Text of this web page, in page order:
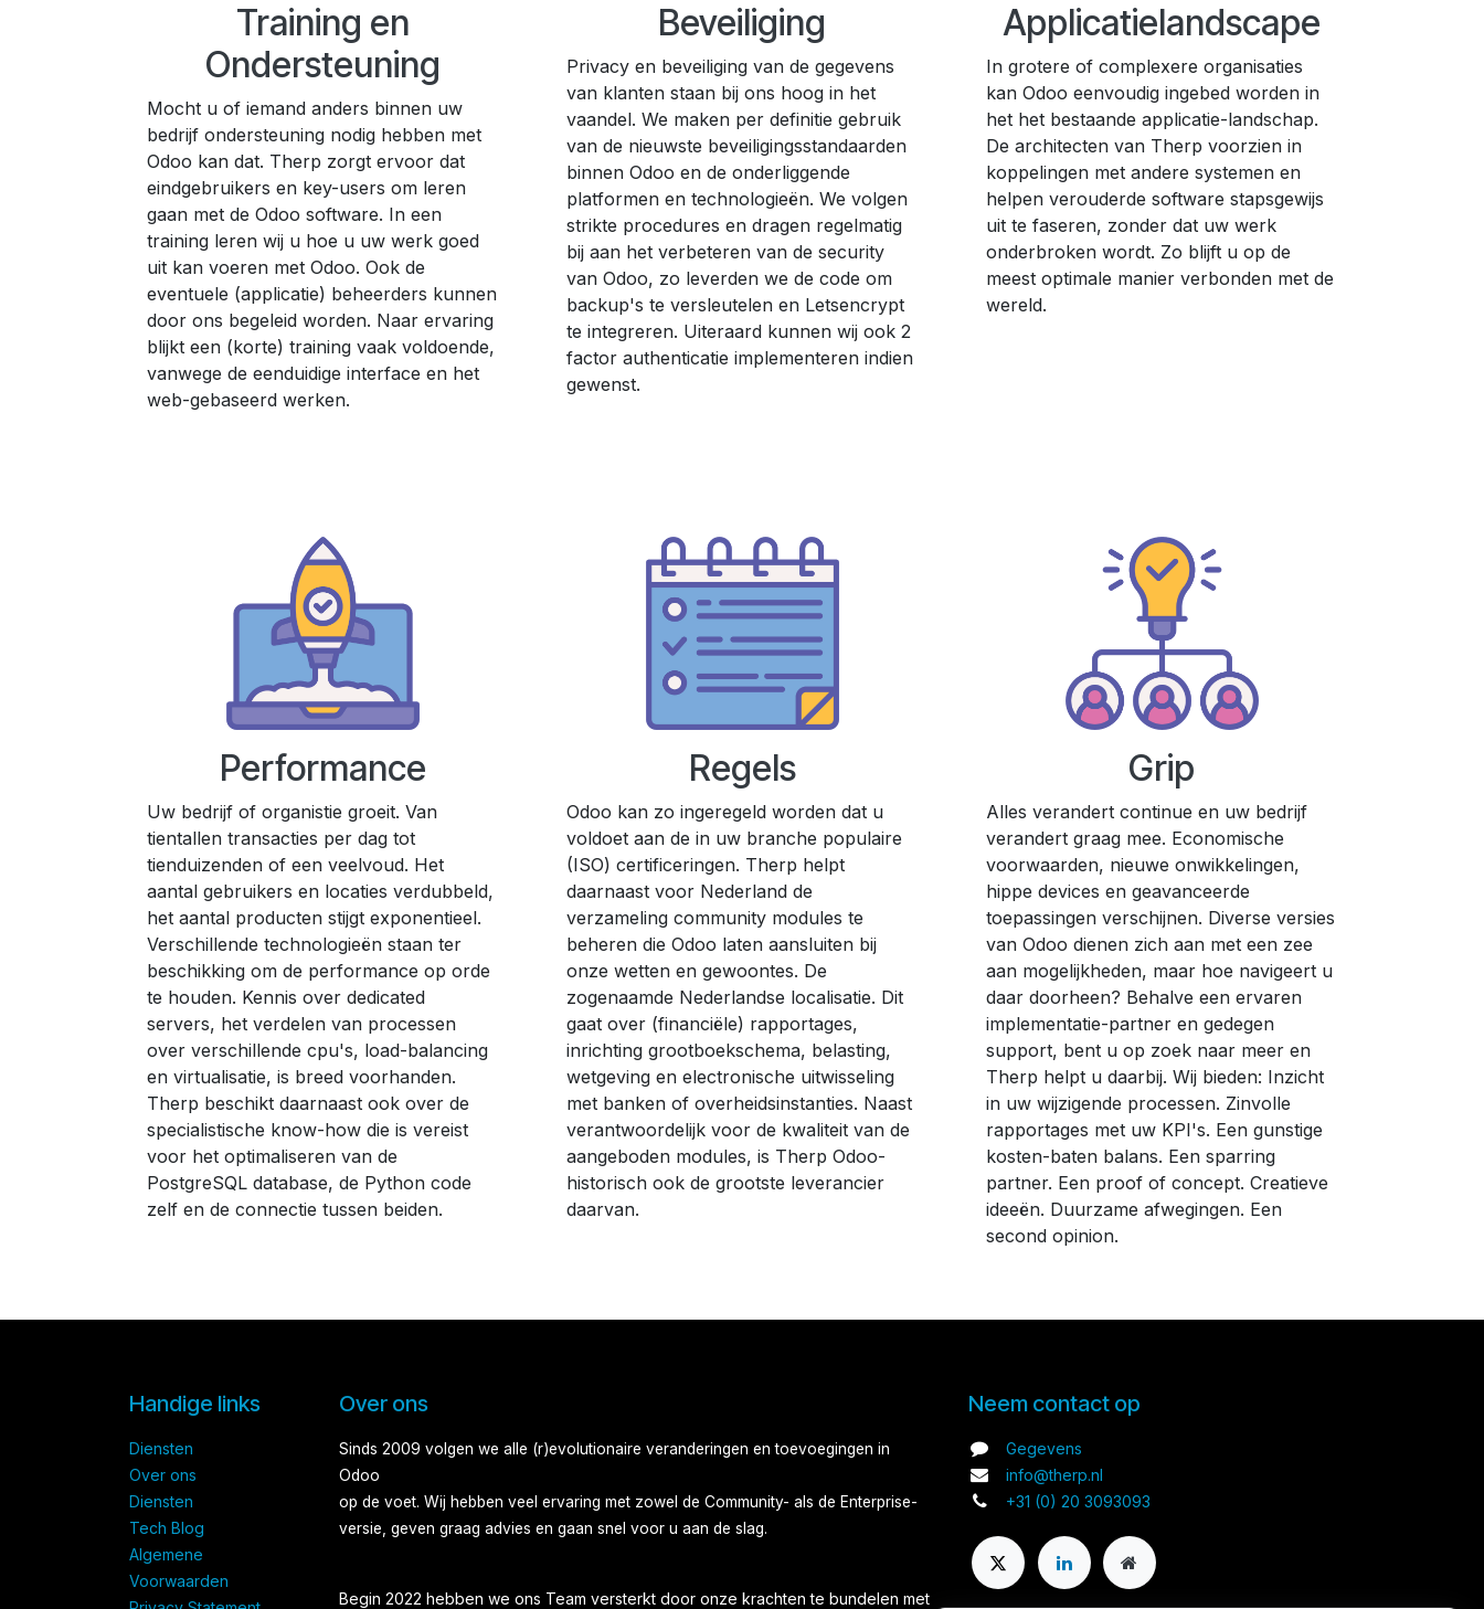
Training en
Ondersteuning
Mocht u of iemand anders binnen uw
bedrijf ondersteuning nodig hebben met
Odoo kan dat. Therp zorgt ervoor dat
eindgebruikers en key-users om leren
gaan met de Odoo software. In een
training leren wij u hoe u uw werk goed
uit kan voeren met Odoo. Ook de
eventuele (applicatie) beheerders kunnen
door ons begeleid worden. Naar ervaring
blijkt een (korte) training vaak voldoende,
vanwege de eenduidige interface en het
web-gebaseerd werken.
Beveiliging
Privacy en beveiliging van de gegevens
van klanten staan bij ons hoog in het
vaandel. We maken per definitie gebruik
van de nieuwste beveiligingsstandaarden
binnen Odoo en de onderliggende
platformen en technologieën. We volgen
strikte procedures en dragen regelmatig
bij aan het verbeteren van de security
van Odoo, zo leverden we de code om
backup's te versleutelen en Letsencrypt
te integreren. Uiteraard kunnen wij ook 2
factor authenticatie implementeren indien
gewenst.
Applicatielandscape
In grotere of complexere organisaties
kan Odoo eenvoudig ingebed worden in
het het bestaande applicatie-landschap.
De architecten van Therp voorzien in
koppelingen met andere systemen en
helpen verouderde software stapsgewijs
uit te faseren, zonder dat uw werk
onderbroken wordt. Zo blijft u op de
meest optimale manier verbonden met de
wereld.
Performance
Uw bedrijf of organistie groeit. Van
tientallen transacties per dag tot
tienduizenden of een veelvoud. Het
aantal gebruikers en locaties verdubbeld,
het aantal producten stijgt exponentieel.
Verschillende technologieën staan ter
beschikking om de performance op orde
te houden. Kennis over dedicated
servers, het verdelen van processen
over verschillende cpu's, load-balancing
en virtualisatie, is breed voorhanden.
Therp beschikt daarnaast ook over de
specialistische know-how die is vereist
voor het optimaliseren van de
PostgreSQL database, de Python code
zelf en de connectie tussen beiden.
Regels
Odoo kan zo ingeregeld worden dat u
voldoet aan de in uw branche populaire
(ISO) certificeringen. Therp helpt
daarnaast voor Nederland de
verzameling community modules te
beheren die Odoo laten aansluiten bij
onze wetten en gewoontes. De
zogenaamde Nederlandse localisatie. Dit
gaat over (financiële) rapportages,
inrichting grootboekschema, belasting,
wetgeving en electronische uitwisseling
met banken of overheidsinstanties. Naast
verantwoordelijk voor de kwaliteit van de
aangeboden modules, is Therp Odoo-
historisch ook de grootste leverancier
daarvan.
Grip
Alles verandert continue en uw bedrijf
verandert graag mee. Economische
voorwaarden, nieuwe onwikkelingen,
hippe devices en geavanceerde
toepassingen verschijnen. Diverse versies
van Odoo dienen zich aan met een zee
aan mogelijkheden, maar hoe navigeert u
daar doorheen? Behalve een ervaren
implementatie-partner en gedegen
support, bent u op zoek naar meer en
Therp helpt u daarbij. Wij bieden: Inzicht
in uw wijzigende processen. Zinvolle
rapportages met uw KPI's. Een gunstige
kosten-baten balans. Een sparring
partner. Een proof of concept. Creatieve
ideeën. Duurzame afwegingen. Een
second opinion.
Handige links
Diensten
Over ons​
Diensten​
Tech Blog
Algemene
Voorwaarden
Over ons
Sinds 2009 volgen we alle (r)evolutionaire veranderingen en toevoegingen in
Odoo
op de voet. Wij hebben veel ervaring met zowel de Community- als de Enterprise-
versie, geven graag advies en gaan snel voor u aan de slag.​
Begin 2022 hebben we ons Team versterkt door onze krachten te bundelen met
Neem contact op
Gegevens
info@therp.nl
+31 (0) 20 3093093